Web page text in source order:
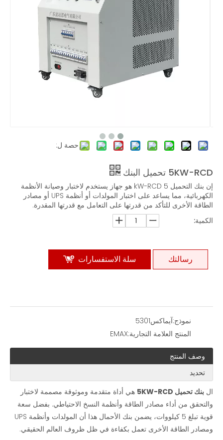
حصة ل:
5KW-RCD تحميل البنك
إن بنك التحميل 5 kW-RCD هو جهاز يستخدم لاختبار وصيانة الأنظمة
الكهربائية، مما يساعد على اختبار المولدات أو أنظمة UPS أو مصادر
الطاقة الأخرى للتأكد من قدرتها على التعامل مع قدرتها المقدرة.
الكمية:
رسالتك سلة الاستفسارات
نموذج:آيماكس5301
المنتج العلامة التجارية:EMAX
وصف المنتج
تحديد
ال بنك تحميل 5KW-RCD
هي أداة متقدمة وموثوقة مصممة لاختبار
والتحقق من أداء مصادر الطاقة وأنظمة النسخ الاحتياطي. بفضل سعة
قوية تبلغ 5 كيلووات، يضمن بنك الأحمال هذا أن المولدات وأنظمة UPS
ومصادر الطاقة الأخرى تعمل بكفاءة في ظل ظروف العالم الحقيقي.